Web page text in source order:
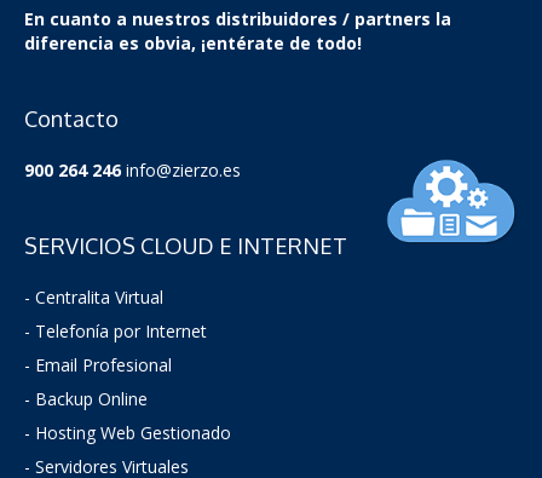
En cuanto a nuestros distribuidores / partners la
diferencia es obvia, ¡entérate de todo!
Contacto
900 264 246info@zierzo.es
SERVICIOS CLOUD E INTERNET
- Centralita Virtual
- Telefonía por Internet
- Email Profesional
- Backup Online
- Hosting Web Gestionado
- Servidores Virtuales